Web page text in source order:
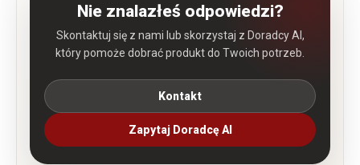
Nie znalazłeś odpowiedzi?
Skontaktuj się z nami lub skorzystaj z Doradcy AI,
który pomoże dobrać produkt do Twoich potrzeb.
Kontakt
Zapytaj Doradcę AI